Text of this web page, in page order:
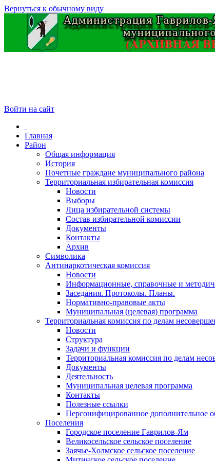
Вернуться к обычному виду
Войти на сайт
Главная
Район
Общая информация
История
Почетные граждане муниципального района
Территориальная избирательная комиссия
Новости
Выборы
Лица избирательной системы
Состав избирательной комиссии
Документы
Контакты
Архив
Символика
Антинаркотическая комиссия
Новости
Информационные, справочные и
Заседания. Протоколы. Планы.
Нормативно-правовые акты
Муниципальная (целевая) программа
Территориальная комиссия по делам
Новости
Структура
Задачи и функции
Территориальная комиссия по делам
Документы
Деятельность
Муниципальная целевая программа
Контакты
Полезные ссылки
Персонифицированное дополнительное
Поселения
Городское поселение Гаврилов-Ям
Великосельское сельское поселение
Заячье-Холмское сельское поселение